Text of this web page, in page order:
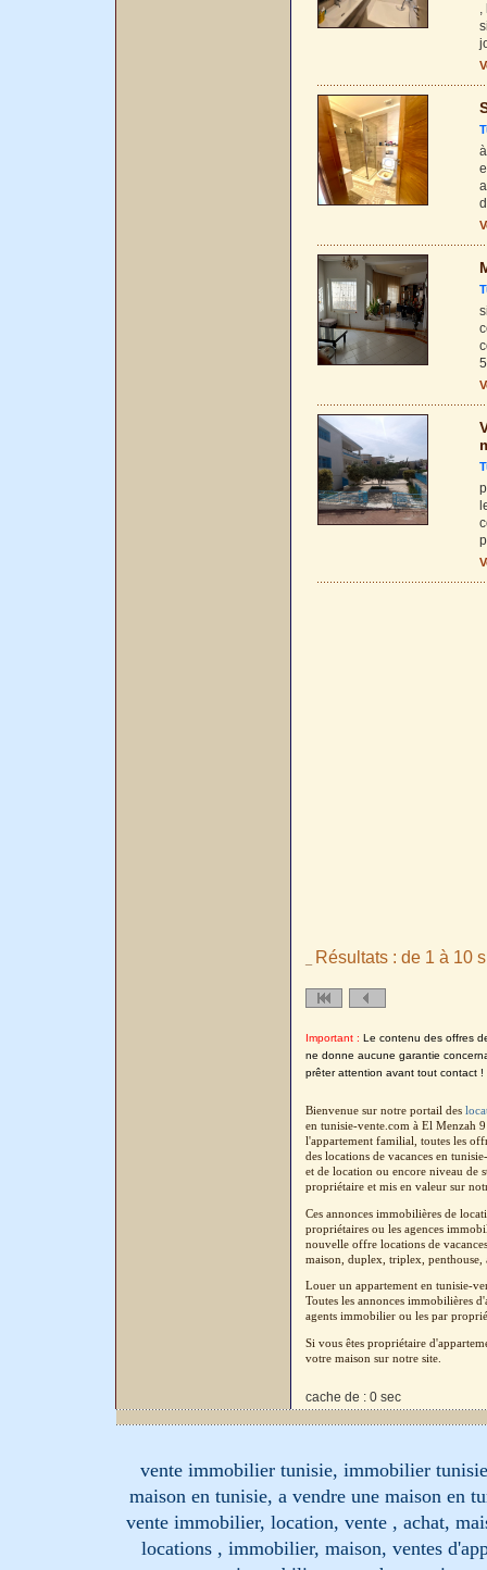
,
Résultats : de 1 à 10
Important : Le contenu des offres
ne donne aucune garantie
prêter attention avant tout contact !
Bienvenue sur notre portail des
en tunisie-vente.com à El Menzah
l'appartement familial, toutes les
des locations de vacances en
et de location ou encore niveau de
propriétaire et mis en valeur sur
Ces annonces immobilières de
propriétaires ou les agences
nouvelle offre locations de
maison, duplex, triplex, penthouse,
Louer un appartement en tunisie-
Toutes les annonces immobilières
agents immobilier ou les par
Si vous êtes propriétaire
votre maison sur notre site.
cache de : 0 sec
vente immobilier tunisie, immobilier
maison en tunisie, a vendre une maison en
vente immobilier, location, vente , achat,
locations , immobilier, maison, ventes